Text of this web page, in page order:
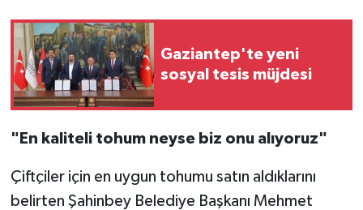
Gaziantep'te yeni
sosyal tesis müjdesi
"En kaliteli tohum neyse biz onu alıyoruz"
Çiftçiler için en uygun tohumu satın aldıklarını
belirten Şahinbey Belediye Başkanı Mehmet